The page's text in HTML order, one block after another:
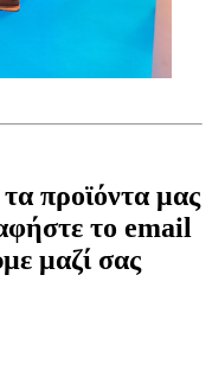
προϊόντα μας
το email
μαζί σας